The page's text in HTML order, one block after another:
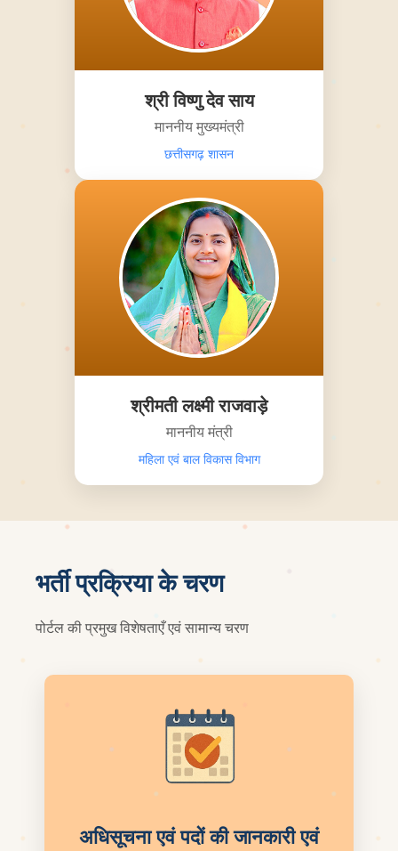
श्री विष्णु देव साय
माननीय मुख्यमंत्री
छत्तीसगढ़ शासन
श्रीमती लक्ष्मी राजवाड़े
माननीय मंत्री
महिला एवं बाल विकास विभाग
भर्ती प्रक्रिया के चरण
पोर्टल की प्रमुख विशेषताएँ एवं सामान्य चरण
अधिसूचना एवं पदों की जानकारी एवं